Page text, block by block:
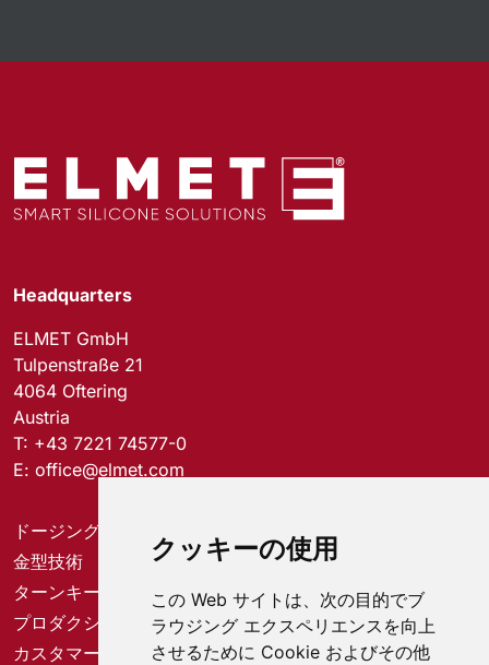
クッキーの使用
この Web サイトは、次の目的でブ
ラウジング エクスペリエンスを向上
させるために Cookie およびその他
Headquarters
ELMET GmbH
Tulpenstraße 21
4064 Oftering
Austria
T: +43 7221 74577-0
E: office@elmet.com
ドージングシステム
金型技術
ターンキーソリューション
プロダクションソリューション
カスタマーサービスセンター